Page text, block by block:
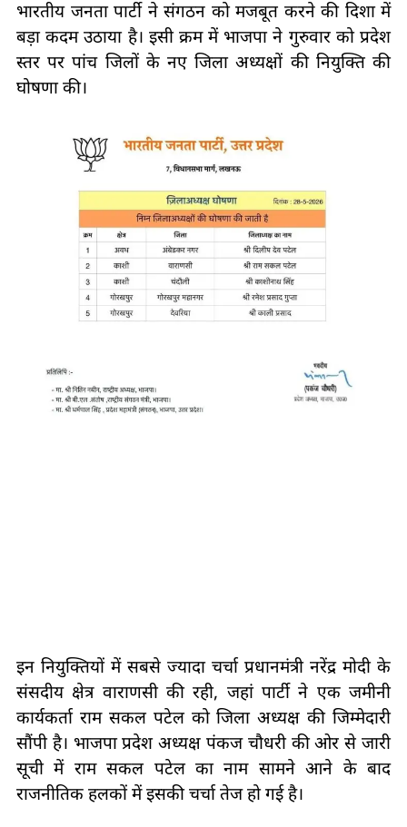
भारतीय जनता पार्टी ने संगठन को मजबूत करने की दिशा में
बड़ा कदम उठाया है। इसी क्रम में भाजपा ने गुरुवार को प्रदेश
स्तर पर पांच जिलों के नए जिला अध्यक्षों की नियुक्ति की
घोषणा की।
इन नियुक्तियों में सबसे ज्यादा चर्चा प्रधानमंत्री नरेंद्र मोदी के
संसदीय क्षेत्र वाराणसी की रही, जहां पार्टी ने एक जमीनी
कार्यकर्ता राम सकल पटेल को जिला अध्यक्ष की जिम्मेदारी
सौंपी है। भाजपा प्रदेश अध्यक्ष पंकज चौधरी की ओर से जारी
सूची में राम सकल पटेल का नाम सामने आने के बाद
राजनीतिक हलकों में इसकी चर्चा तेज हो गई है।